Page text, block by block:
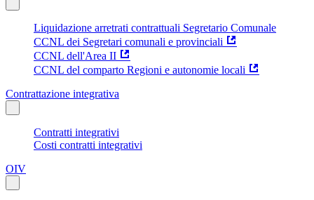
Liquidazione arretrati contrattuali Segretario Comunale
CCNL dei Segretari comunali e provinciali
CCNL dell'Area II
CCNL del comparto Regioni e autonomie locali
Contrattazione integrativa
Contratti integrativi
Costi contratti integrativi
OIV